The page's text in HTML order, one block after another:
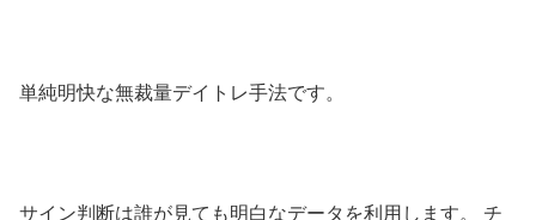
単純明快な無裁量デイトレ手法です。
サイン判断は誰が見ても明白なデータを利用します。 チ